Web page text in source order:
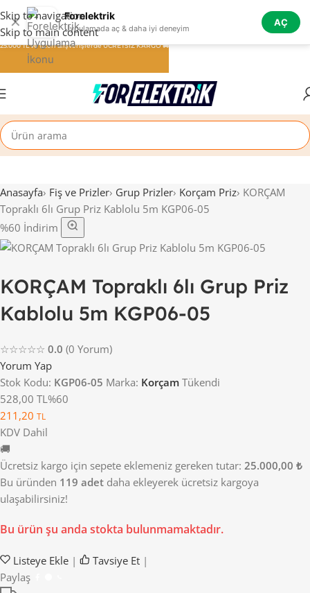
✕ Forelektrik
Uygulamada aç & daha iyi deneyim
AÇ
Skip to navigation
Skip to main content
Anasayfa› Fiş ve Prizler› Grup Prizler› Korçam Priz› KORÇAM
Topraklı 6lı Grup Priz Kablolu 5m KGP06-05
%60 İndirim
KORÇAM Topraklı 6lı Grup Priz
Kablolu 5m KGP06-05
☆☆☆☆☆ 0.0 (0 Yorum)
Yorum Yap
Stok Kodu: KGP06-05 Marka: Korçam Tükendi
528,00 TL %60
211,20 TL
KDV Dahil
🚚
Ücretsiz kargo için sepete eklemeniz gereken tutar: 25.000,00 ₺
Bu üründen 119 adet daha ekleyerek ücretsiz kargoya
ulaşabilirsiniz!
Bu ürün şu anda stokta bulunmamaktadır.
Listeye Ekle | Tavsiye Et |
Paylaş
25.000 TL ve üzeri alışverişlerde ÜCRETSİZ KARGO 🚚